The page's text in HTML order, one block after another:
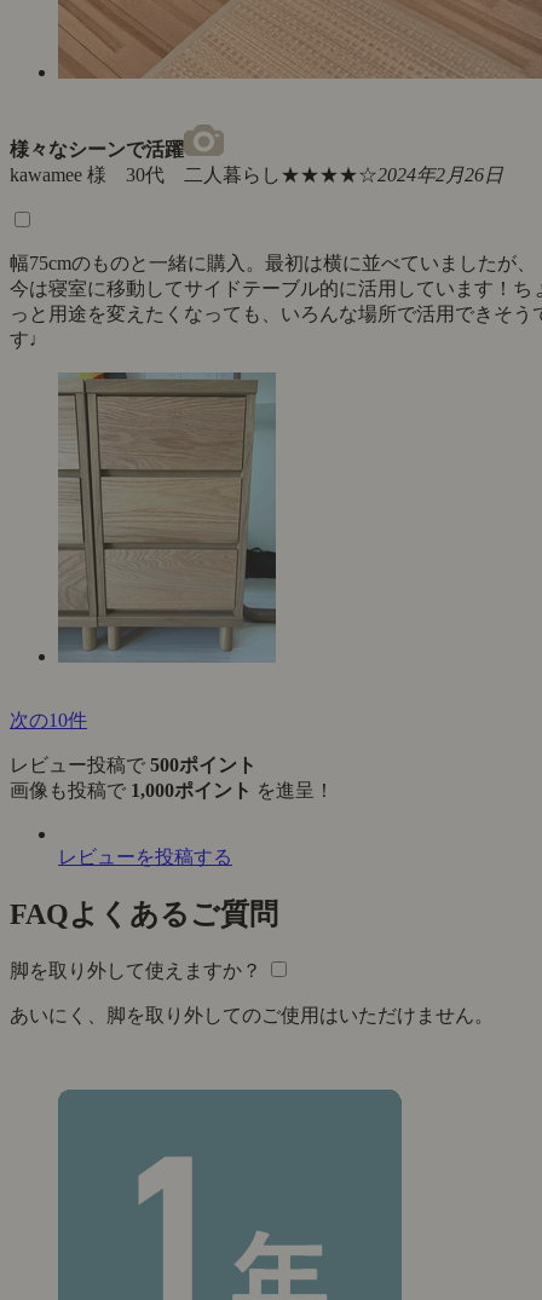
様々なシーンで活躍
kawamee 様 30代 二人暮らし★★★★☆2024年2月26日
幅75cmのものと一緒に購入。最初は横に並べていましたが、
今は寝室に移動してサイドテーブル的に活用しています！ち
っと用途を変えたくなっても、いろんな場所で活用できそう
す♩
次の10件
レビュー投稿で 500ポイント
画像も投稿で 1,000ポイント を進呈！
レビューを投稿する
FAQよくあるご質問
脚を取り外して使えますか？
あいにく、脚を取り外してのご使用はいただけません。